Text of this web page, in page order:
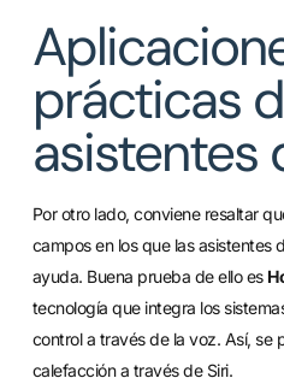
prácticas
asistentes
Por otro lado, conviene resaltar
campos en los que las asistentes
ayuda. Buena prueba de ello es
tecnología que integra los
control a través de la voz. Así, se
calefacción a través de Siri.